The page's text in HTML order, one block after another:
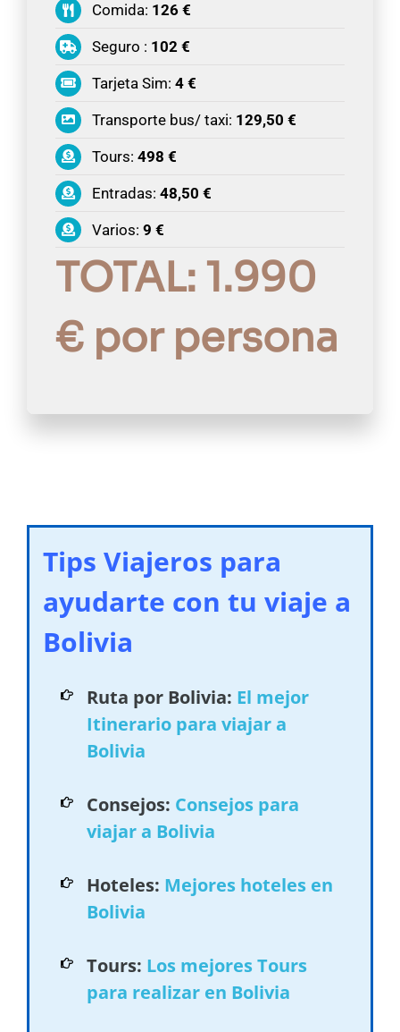
Comida: 126 €
Seguro : 102 €
Tarjeta Sim: 4 €
Transporte bus/ taxi: 129,50 €
Tours: 498 €
Entradas: 48,50 €
Varios: 9 €
TOTAL: 1.990
€ por persona
Tips Viajeros para
ayudarte con tu viaje a
Bolivia
Ruta por Bolivia: El mejor
Itinerario para viajar a
Bolivia
Consejos: Consejos para
viajar a Bolivia
Hoteles: Mejores hoteles en
Bolivia
Tours: Los mejores Tours
para realizar en Bolivia